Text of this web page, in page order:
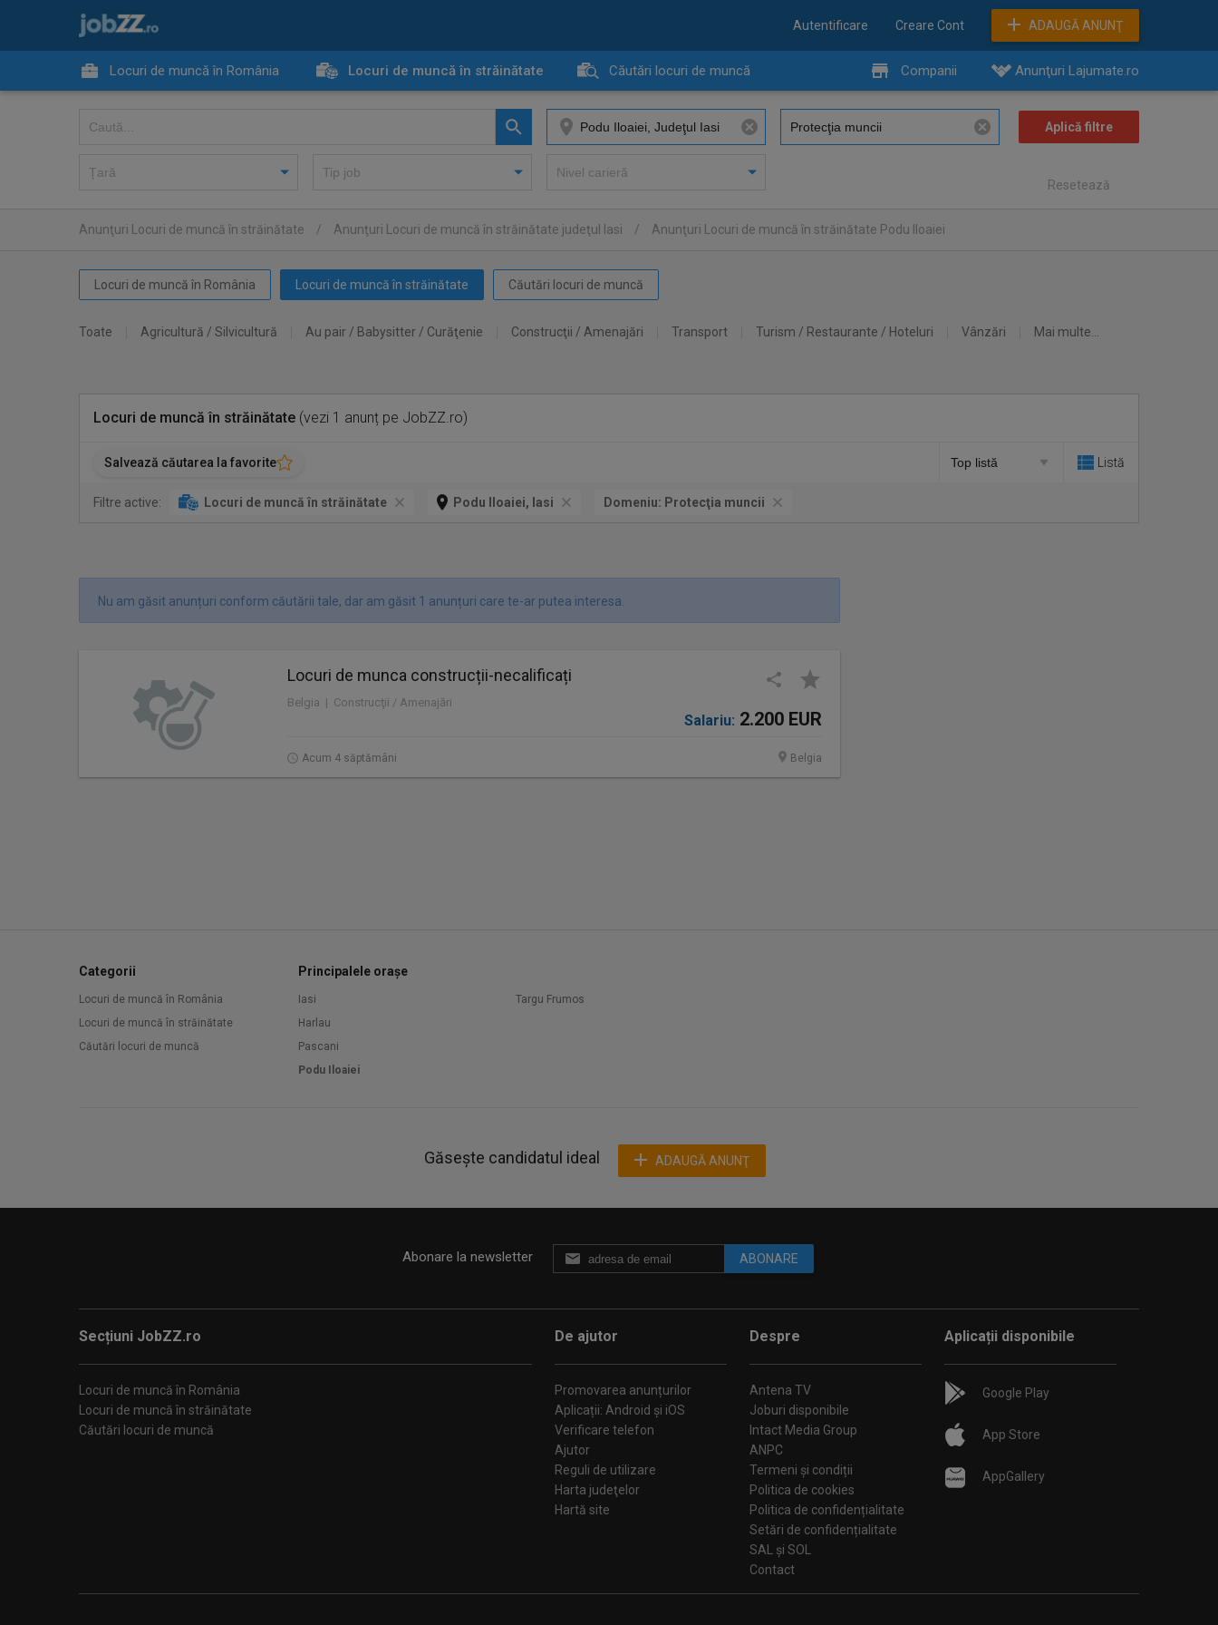
Autentificare Creare Cont ADAUGĂ ANUNŢ
Locuri de muncă în România Locuri de muncă în străinătate Căutări locuri de muncă Companii Anunţuri Lajumate.ro
Resetează
Anunţuri Locuri de muncă în străinătate / Anunţuri Locuri de muncă în străinătate judeţul Iasi / Anunţuri Locuri de muncă în străinătate Podu Iloaiei
Locuri de muncă în România Locuri de muncă în străinătate Căutări locuri de muncă
Toate Agricultură / Silvicultură Au pair / Babysitter / Curăţenie Construcţii / Amenajări Transport Turism / Restaurante / Hoteluri Vânzări Mai multe...
Locuri de muncă în străinătate (vezi 1 anunț pe JobZZ.ro)
Salvează căutarea la favorite Listă
Filtre active: Locuri de muncă în străinătate Podu Iloaiei, Iasi Domeniu: Protecţia muncii
Nu am găsit anunțuri conform căutării tale, dar am găsit 1 anunțuri care te-ar putea interesa.
Locuri de munca construcții-necalificați
Belgia | Construcţii / Amenajări
Salariu: 2.200 EUR
Acum 4 săptămâni Belgia
Categorii
Locuri de muncă în România
Locuri de muncă în străinătate
Căutări locuri de muncă
Principalele orașe
Iasi
Harlau
Pascani
Podu Iloaiei
Targu Frumos
Găsește candidatul ideal ADAUGĂ ANUNŢ
Abonare la newsletter ABONARE
Secțiuni JobZZ.ro
Locuri de muncă în România
Locuri de muncă în străinătate
Căutări locuri de muncă
De ajutor
Promovarea anunțurilor
Aplicații: Android și iOS
Verificare telefon
Ajutor
Reguli de utilizare
Harta judeţelor
Hartă site
Despre
Antena TV
Joburi disponibile
Intact Media Group
ANPC
Termeni și condiții
Politica de cookies
Politica de confidențialitate
Setări de confidențialitate
SAL și SOL
Contact
Aplicații disponibile
Google Play
App Store
AppGallery